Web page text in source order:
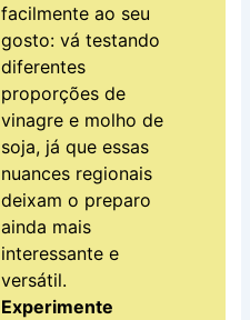
facilmente ao seu
gosto: vá testando
diferentes
proporções de
vinagre e molho de
soja, já que essas
nuances regionais
deixam o preparo
ainda mais
interessante e
versátil.
Experimente